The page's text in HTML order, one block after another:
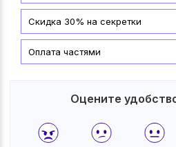
Скидка 30% на секретки
Оплата частями
Оцените